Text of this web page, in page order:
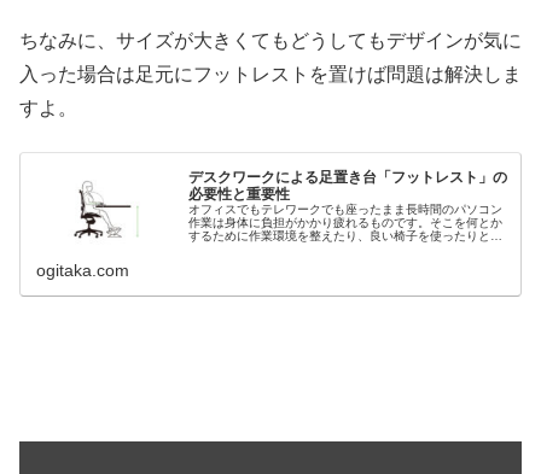
ちなみに、サイズが大きくてもどうしてもデザインが気に
入った場合は足元にフットレストを置けば問題は解決しま
すよ。
デスクワークによる足置き台「フットレスト」の
必要性と重要性
オフィスでもテレワークでも座ったまま長時間のパソコン
作業は身体に負担がかかり疲れるものです。そこを何とか
するために作業環境を整えたり、良い椅子を使ったりと工
ogitaka.com